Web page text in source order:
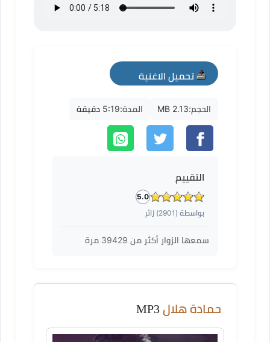
تحميل الاغنية
mp3
الحجم:2.13 MB المدة:5:19 دقيقة
التقييم
5.0
بواسطة ( 2901) زائر
سمعها الزوار أكثر من 39429 مرة
حمادة هلال